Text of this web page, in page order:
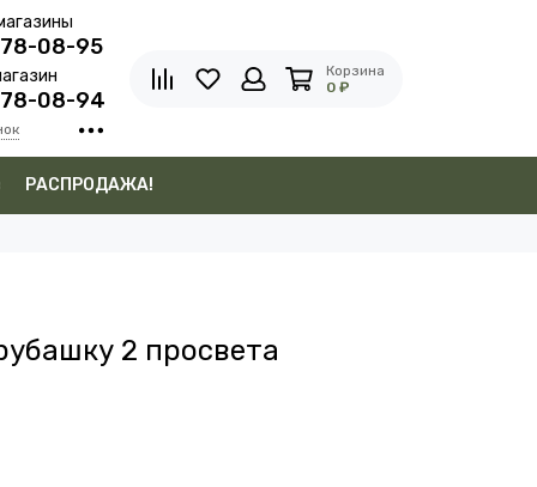
08-95
08-94
Корзина
0 ₽
РАСПРОДАЖА!
2 просвета